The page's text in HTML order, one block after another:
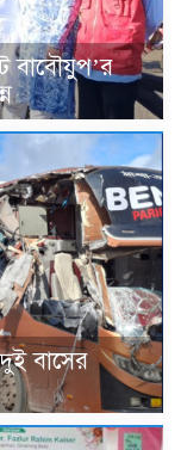
বাবৌযুপ’র
বাসের